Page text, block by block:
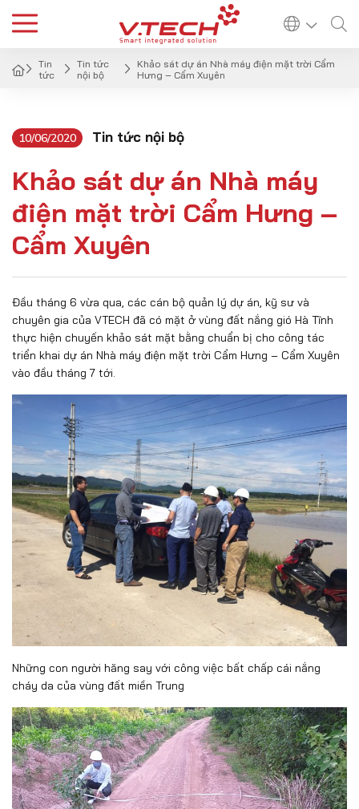
Tin
tức
Tin tức
nội bộ
Khảo sát dự án Nhà máy điện mặt trời Cẩm
Hưng – Cẩm Xuyên
10/06/2020 Tin tức nội bộ
Khảo sát dự án Nhà máy
điện mặt trời Cẩm Hưng –
Cẩm Xuyên
Đầu tháng 6 vừa qua, các cán bộ quản lý dự án, kỹ sư và
chuyên gia của VTECH đã có mặt ở vùng đất nắng gió Hà Tĩnh
thực hiện chuyến khảo sát mặt bằng chuẩn bị cho công tác
triển khai dự án Nhà máy điện mặt trời Cẩm Hưng – Cẩm Xuyên
vào đầu tháng 7 tới.
Những con người hăng say với công việc bất chấp cái nắng
cháy da của vùng đất miền Trung